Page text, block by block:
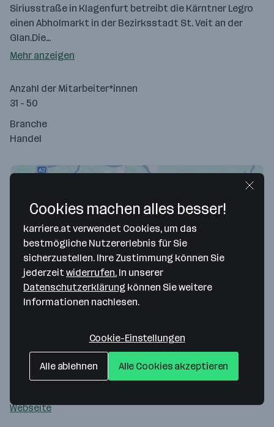
Siriusstraße in Klagenfurt betreibt die Kärntner Legro
einen Abholmarkt in der Bezirksstadt St. Veit an der
Glan.Die…
Mehr anzeigen
Anzahl der Mitarbeiter*innen
31 - 50
Branche
Handel
Lebensmittelgroßhandel GmbH
Siriusstraße 30
9020 Klagenfurt— Route berechnen
Webseite
Cookies machen alles besser!
karriere.at verwendet Cookies, um das
bestmögliche Nutzererlebnis für Sie
sicherzustellen. Ihre Zustimmung können Sie
jederzeitwiderrufen. In unserer
Datenschutzerklärung können Sie weitere
Informationen nachlesen.
Cookie-Einstellungen
Alle ablehnen Alle Cookies akzeptieren